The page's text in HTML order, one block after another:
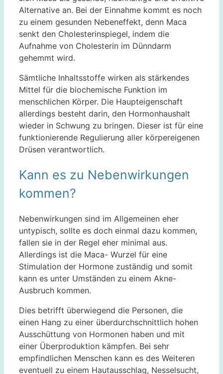
Alternative an. Bei der Einnahme kommt es noch
zu einem gesunden Nebeneffekt, denn Maca
senkt den Cholesterinspiegel, indem die
Aufnahme von Cholesterin im Dünndarm
gehemmt wird.
Sämtliche Inhaltsstoffe wirken als stärkendes
Mittel für die biochemische Funktion im
menschlichen Körper. Die Haupteigenschaft
allerdings besteht darin, den Hormonhaushalt
wieder in Schwung zu bringen. Dieser ist für eine
funktionierende Regulierung aller körpereigenen
Drüsen verantwortlich.
Kann es zu Nebenwirkungen
kommen?
Nebenwirkungen sind im Allgemeinen eher
untypisch, sollte es doch einmal dazu kommen,
fallen sie in der Regel eher minimal aus.
Allerdings ist die Maca- Wurzel für eine
Stimulation der Hormone zuständig und somit
kann es unter Umständen zu einem Akne-
Ausbruch kommen.
Dies betrifft überwiegend die Personen, die
einen Hang zu einer überdurchschnittlich hohen
Ausschüttung von Hormonen haben und mit
einer Überproduktion kämpfen. Bei sehr
empfindlichen Menschen kann es des Weiteren
eventuell zu einem Hautausschlag, Nesselsucht,